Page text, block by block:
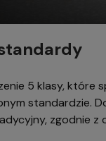
5 klasy, które
standardzie.
zgodnie z